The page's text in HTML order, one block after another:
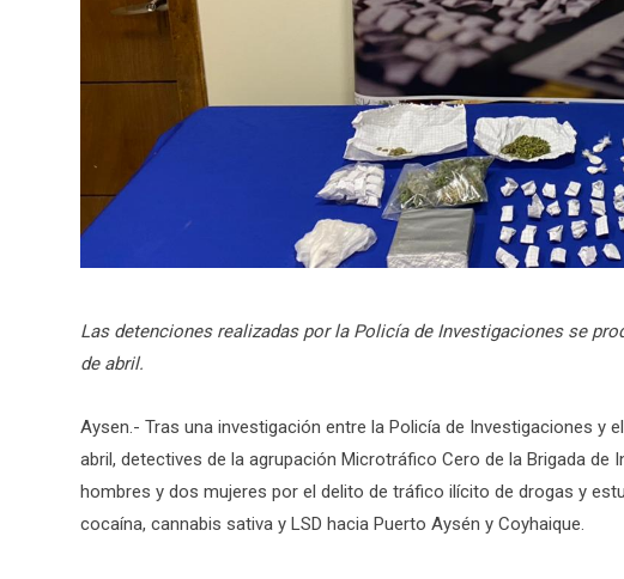
Las detenciones realizadas por la Policía de Investigaciones se
de abril.
Aysen.- Tras una investigación entre la Policía de Investigaciones y
abril, detectives de la agrupación Microtráfico Cero de la Brigada de
hombres y dos mujeres por el delito de tráfico ilícito de drogas y
cocaína, cannabis sativa y LSD hacia Puerto Aysén y Coyhaique.